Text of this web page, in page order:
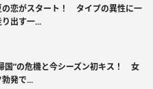
の恋がスタート！ タイプの異性に一
出す一...
国”の危機と今シーズン初キス！ 女
発で...